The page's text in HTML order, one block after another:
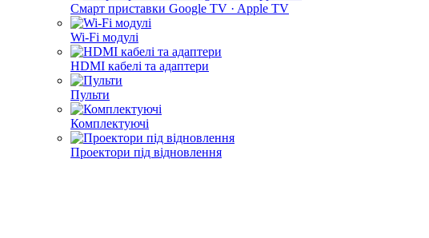
Смарт приставки Google TV · Apple TV
Wi-Fi модулі
HDMI кабелі та адаптери
Пульти
Комплектуючі
Проектори під відновлення